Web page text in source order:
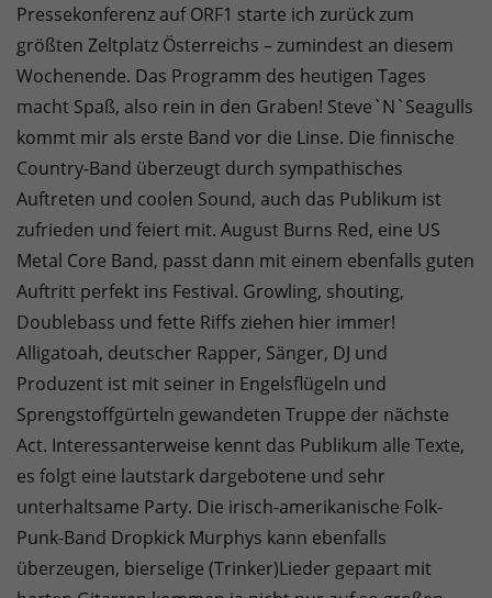
Pressekonferenz auf ORF1 starte ich zurück zum
größten Zeltplatz Österreichs – zumindest an diesem
Wochenende. Das Programm des heutigen Tages
macht Spaß, also rein in den Graben! Steve`N`Seagulls
kommt mir als erste Band vor die Linse. Die finnische
Country-Band überzeugt durch sympathisches
Auftreten und coolen Sound, auch das Publikum ist
zufrieden und feiert mit. August Burns Red, eine US
Metal Core Band, passt dann mit einem ebenfalls guten
Auftritt perfekt ins Festival. Growling, shouting,
Doublebass und fette Riffs ziehen hier immer!
Alligatoah, deutscher Rapper, Sänger, DJ und
Produzent ist mit seiner in Engelsflügeln und
Sprengstoffgürteln gewandeten Truppe der nächste
Act. Interessanterweise kennt das Publikum alle Texte,
es folgt eine lautstark dargebotene und sehr
unterhaltsame Party. Die irisch-amerikanische Folk-
Punk-Band Dropkick Murphys kann ebenfalls
überzeugen, bierselige (Trinker)Lieder gepaart mit